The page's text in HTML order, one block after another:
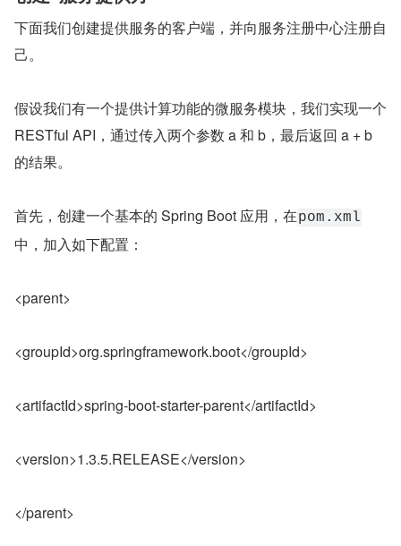
下面我们创建提供服务的客户端，并向服务注册中心注册自
己。
假设我们有一个提供计算功能的微服务模块，我们实现一个
RESTful API，通过传入两个参数 a 和 b，最后返回 a + b
的结果。
首先，创建一个基本的 Spring Boot 应用，在pom.xml
中，加入如下配置：
<parent>
<groupId>org.springframework.boot</groupId>
<artifactId>spring-boot-starter-parent</artifactId>
<version>1.3.5.RELEASE</version>
</parent>